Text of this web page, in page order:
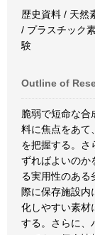
歴史資料 / 天然
/ プラスチック
験
Outline of
脆弱で短命な合
料に焦点をあて
を把握する。さ
ずればよいのか
る実用性のある
際に保存施設内
化しやすい素材
する。さらに、